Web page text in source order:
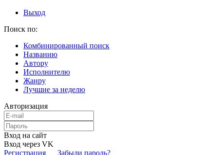
Выход
Поиск по:
Комбинированный поиск
Названию
Автору
Исполнителю
Жанру
Лучшие за неделю
Авторизация
Вход на сайт
Вход через VK
Регистрация
Забыли пароль?